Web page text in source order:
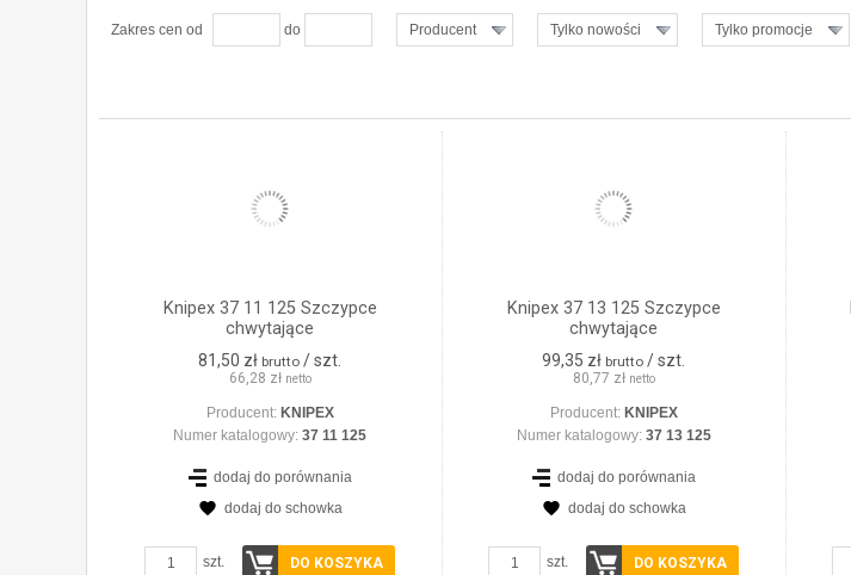
Zakres cen od do Producent Tylko nowości Tylko promocje
Knipex 37 11 125 Szczypce
chwytające
81,50 zł brutto / szt.
66,28 zł netto
Producent: KNIPEX
Numer katalogowy:37 11 125
dodaj do porównania
dodaj do schowka
szt. DO KOSZYKA
Knipex 37 13 125 Szczypce
chwytające
99,35 zł brutto / szt.
80,77 zł netto
Producent: KNIPEX
Numer katalogowy: 37 13 125
dodaj do porównania
dodaj do schowka
szt. DO KOSZYKA